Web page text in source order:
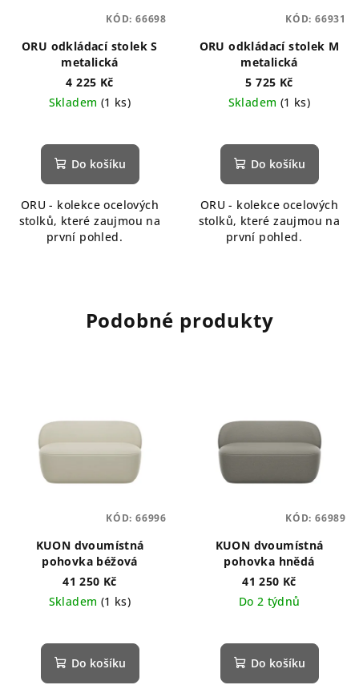
ORU odkládací stolek S
metalická
4 225 Kč
Skladem (1 ks)
Do košíku
ORU - kolekce ocelových
stolků, které zaujmou na
první pohled.
KÓD: 66698
ORU odkládací stolek M
metalická
5 725 Kč
Skladem (1 ks)
Do košíku
ORU - kolekce ocelových
stolků, které zaujmou na
první pohled.
KÓD: 66931
Podobné produkty
KUON dvoumístná
pohovka béžová
41 250 Kč
Skladem (1 ks)
Do košíku
KÓD: 66996
KUON dvoumístná
pohovka hnědá
41 250 Kč
Do 2 týdnů
Do košíku
KÓD: 66989